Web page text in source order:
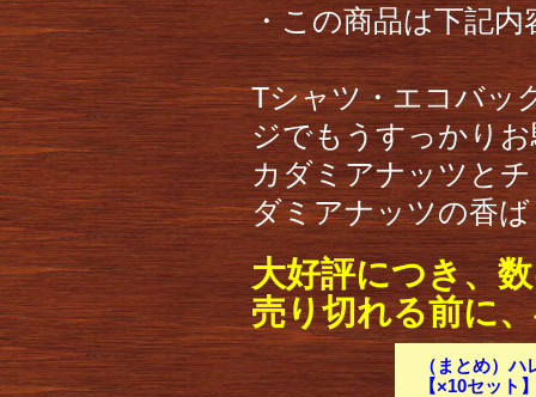
・この商品は下記
Tシャツ・エコバッ
ジでもうすっかり
カダミアナッツと
ダミアナッツの香
大好評につき、
売り切れる前に
（まとめ）
【×10セット